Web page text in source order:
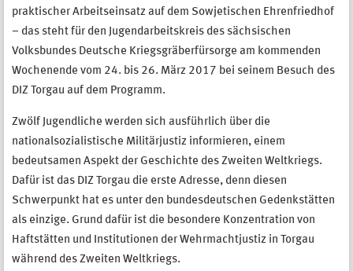
praktischer Arbeitseinsatz auf dem Sowjetischen Ehrenfriedhof
– das steht für den Jugendarbeitskreis des sächsischen
Volksbundes Deutsche Kriegsgräber­fürsorge am kommenden
Wochenende vom 24. bis 26. März 2017 bei seinem Besuch des
DIZ Torgau auf dem Programm.
Zwölf Jugendliche werden sich ausführlich über die
nationalsozialistische Militärjustiz informieren, einem
bedeutsamen Aspekt der Geschichte des Zweiten Weltkriegs.
Dafür ist das DIZ Torgau die erste Adresse, denn diesen
Schwerpunkt hat es unter den bundesdeutschen Gedenkstätten
als einzige. Grund dafür ist die besondere Konzentration von
Haftstätten und Institutionen der Wehrmachtjustiz in Torgau
während des Zweiten Weltkriegs.